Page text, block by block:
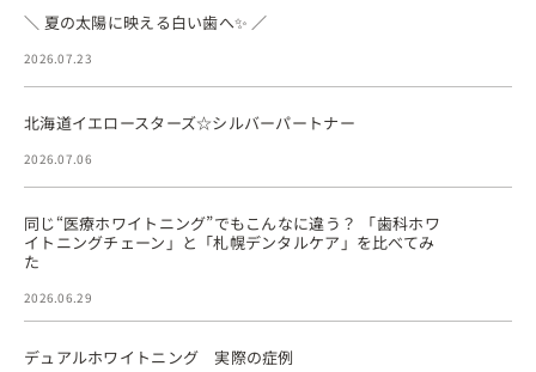
＼ 夏の太陽に映える白い歯へ✨ ／
2026.07.23
北海道イエロースターズ☆シルバーパートナー
2026.07.06
同じ“医療ホワイトニング”でもこんなに違う？ 「歯科ホワ
イトニングチェーン」と「札幌デンタルケア」を比べてみ
た
2026.06.29
デュアルホワイトニング 実際の症例